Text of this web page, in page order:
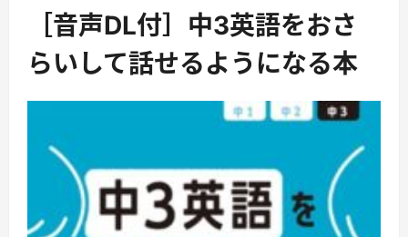
［音声DL付］中3英語をおさ
らいして話せるようになる本